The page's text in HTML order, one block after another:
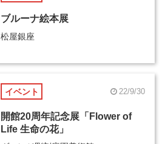
ブルーナ絵本展
松屋銀座
イベント 22/9/30
開館20周年記念展「Flower of
Life 生命の花」